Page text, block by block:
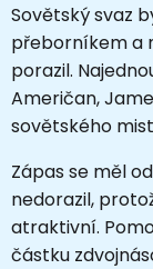
Sovětský svaz
přeborníkem a
porazil.
Američan,
sovětského
Zápas se měl
nedorazil,
atraktivní.
částku